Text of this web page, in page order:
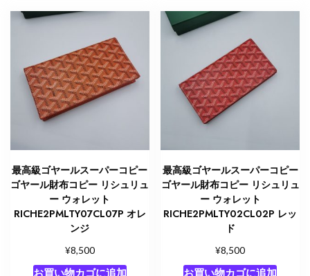
最高級ゴヤールスーパーコピー
ゴヤール財布コピー リシュリュ
ー ウォレット
RICHE2PMLTY07CL07P オレ
ンジ
¥8,500
お買い物カゴに追加
最高級ゴヤールスーパーコピー
ゴヤール財布コピー リシュリュ
ー ウォレット
RICHE2PMLTY02CL02P レッ
ド
¥8,500
お買い物カゴに追加